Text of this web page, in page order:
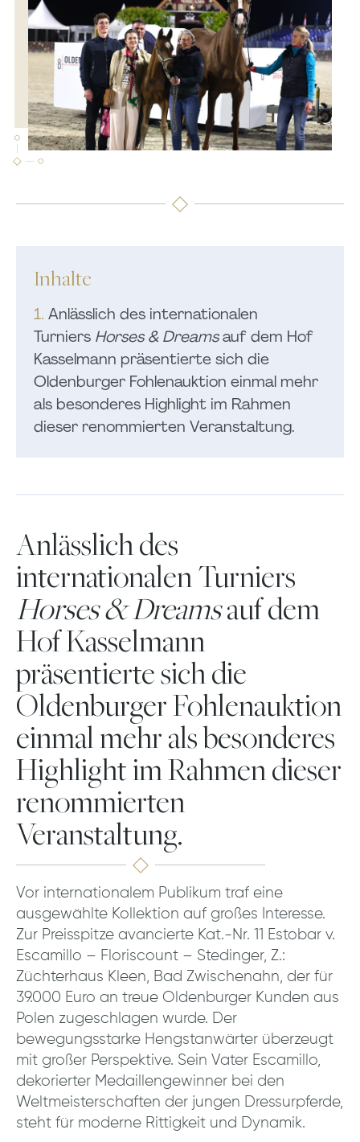
Inhalte
1. Anlässlich des internationalen
Turniers Horses & Dreamsauf dem Hof
Kasselmann präsentierte sich die
Oldenburger Fohlenauktion einmal mehr
als besonderes Highlight im Rahmen
dieser renommierten Veranstaltung.
Anlässlich des
internationalen Turniers
Horses & Dreamsauf dem
Hof Kasselmann
präsentierte sich die
Oldenburger Fohlenauktion
einmal mehr als besonderes
Highlight im Rahmen dieser
renommierten
Veranstaltung.
Vor internationalem Publikum traf eine
ausgewählte Kollektion auf großes Interesse.
Zur Preisspitze avancierte Kat.-Nr. 11 Estobar v.
Escamillo – Floriscount – Stedinger, Z.:
Züchterhaus Kleen, Bad Zwischenahn, der für
39.000 Euro an treue Oldenburger Kunden aus
Polen zugeschlagen wurde. Der
bewegungsstarke Hengstanwärter überzeugt
mit großer Perspektive. Sein Vater Escamillo,
dekorierter Medaillengewinner bei den
Weltmeisterschaften der jungen Dressurpferde,
steht für moderne Rittigkeit und Dynamik.